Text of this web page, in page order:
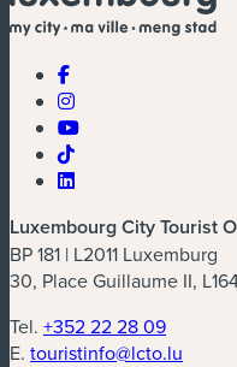
Luxembourg City Tourist
BP 181 | L2011 Luxemburg
30, Place Guillaume II,
Tel. +352 22 28 09
E. touristinfo@lcto.lu